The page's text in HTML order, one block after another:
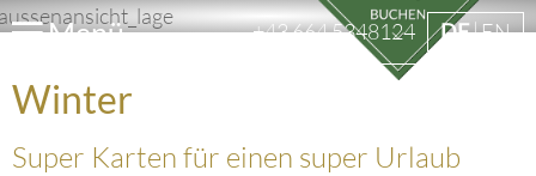
Menü +43 664 5348124 DE EN
Winter
Super Karten für einen super Urlaub